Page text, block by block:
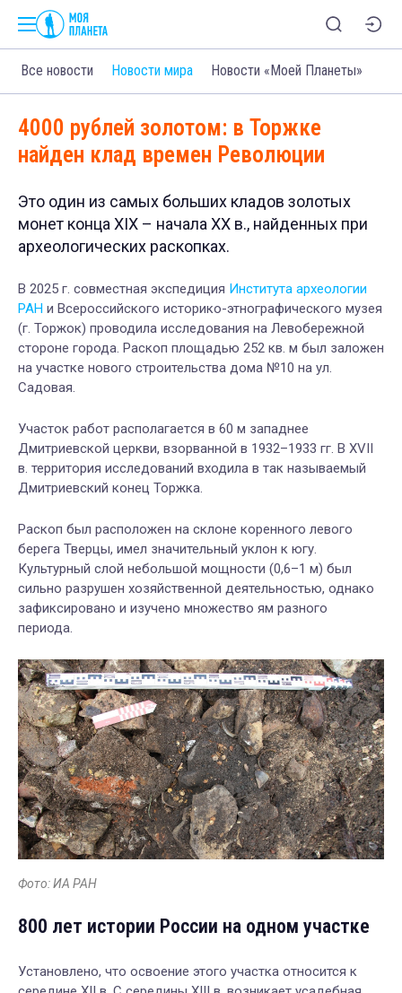
Все новости Новости мира Новости «Моей Планеты»
4000 рублей золотом: в Торжке
найден клад времен Революции
Это один из самых больших кладов золотых
монет конца XIX – начала XX в., найденных при
археологических раскопках.
В 2025 г. совместная экспедиция Института археологии
РАН и Всероссийского историко-этнографического музея
(г. Торжок) проводила исследования на Левобережной
стороне города. Раскоп площадью 252 кв. м был заложен
на участке нового строительства дома №10 на ул.
Садовая.
Участок работ располагается в 60 м западнее
Дмитриевской церкви, взорванной в 1932–1933 гг. В XVII
в. территория исследований входила в так называемый
Дмитриевский конец Торжка.
Раскоп был расположен на склоне коренного левого
берега Тверцы, имел значительный уклон к югу.
Культурный слой небольшой мощности (0,6–1 м) был
сильно разрушен хозяйственной деятельностью, однако
зафиксировано и изучено множество ям разного
периода.
Фото: ИА РАН
800 лет истории России на одном участке
Установлено, что освоение этого участка относится к